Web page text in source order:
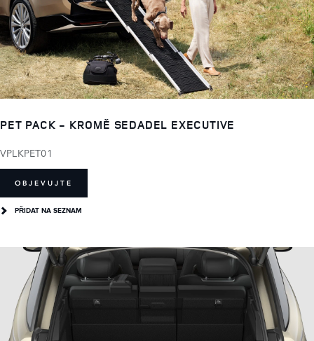
PET PACK - KROMĚ SEDADEL EXECUTIVE
VPLKPET01
OBJEVUJTE
PŘIDAT NA SEZNAM